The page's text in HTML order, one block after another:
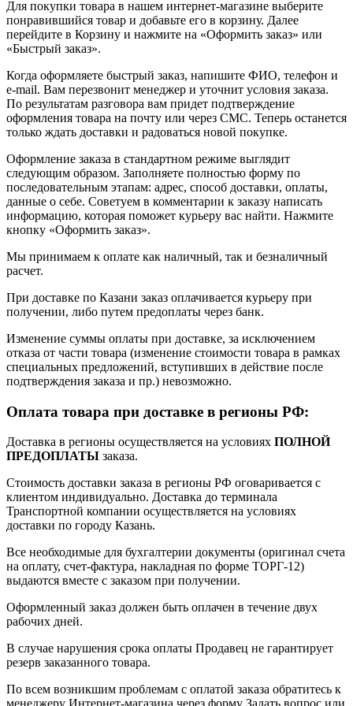
Для покупки товара в нашем интернет-магазине выберите
понравившийся товар и добавьте его в корзину. Далее
перейдите в Корзину и нажмите на «Оформить заказ» или
«Быстрый заказ».
Когда оформляете быстрый заказ, напишите ФИО, телефон и
e-mail. Вам перезвонит менеджер и уточнит условия заказа.
По результатам разговора вам придет подтверждение
оформления товара на почту или через СМС. Теперь останется
только ждать доставки и радоваться новой покупке.
Оформление заказа в стандартном режиме выглядит
следующим образом. Заполняете полностью форму по
последовательным этапам: адрес, способ доставки, оплаты,
данные о себе. Советуем в комментарии к заказу написать
информацию, которая поможет курьеру вас найти. Нажмите
кнопку «Оформить заказ».
Мы принимаем к оплате как наличный, так и безналичный
расчет.
При доставке по Казани заказ оплачивается курьеру при
получении, либо путем предоплаты через банк.
Изменение суммы оплаты при доставке, за исключением
отказа от части товара (изменение стоимости товара в рамках
специальных предложений, вступивших в действие после
подтверждения заказа и пр.) невозможно.
Оплата товара при доставке в регионы РФ:
Доставка в регионы осуществляется на условиях ПОЛНОЙ
ПРЕДОПЛАТЫ заказа.
Стоимость доставки заказа в регионы РФ оговаривается с
клиентом индивидуально. Доставка до терминала
Транспортной компании осуществляется на условиях
доставки по городу Казань.
Все необходимые для бухгалтерии документы (оригинал счета
на оплату, счет-фактура, накладная по форме ТОРГ-12)
выдаются вместе с заказом при получении.
Оформленный заказ должен быть оплачен в течение двух
рабочих дней.
В случае нарушения срока оплаты Продавец не гарантирует
резерв заказанного товара.
По всем возникшим проблемам с оплатой заказа обратитесь к